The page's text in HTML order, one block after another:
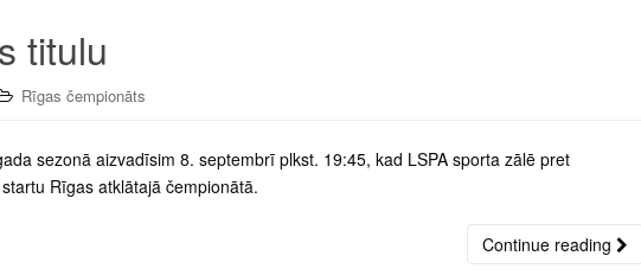
titulu
Rīgas čempionāts
sezonā aizvadīsim 8. septembrī plkst. 19:45, kad LSPA sporta zālē pret
Rīgas atklātajā čempionātā.
Continue reading